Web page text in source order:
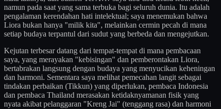
namun pada saat yang sama terbuka bagi seluruh dunia. Itu adalah
pengalaman kerendahan hati intelektual; saya menemukan bahwa
Liora bukan hanya "milik kita", melainkan cermin pecah di mana
setiap budaya terpantul dari sudut yang berbeda dan mengejutkan.
Kejutan terbesar datang dari tempat-tempat di mana pembacaan
saya, yang merayakan "kebisingan" dan pemberontakan Liora,
bertabrakan langsung dengan budaya yang menyucikan keheningan
dan harmoni. Sementara saya melihat pemecahan langit sebagai
tindakan perbaikan (Tikkun) yang diperlukan, pembaca Indonesia
dan pembaca Thailand merasakan ketidaknyamanan fisik yang
nyata akibat pelanggaran "Kreng Jai" (tenggang rasa) dan harmoni